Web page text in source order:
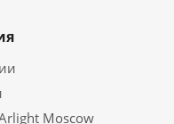
Moscow